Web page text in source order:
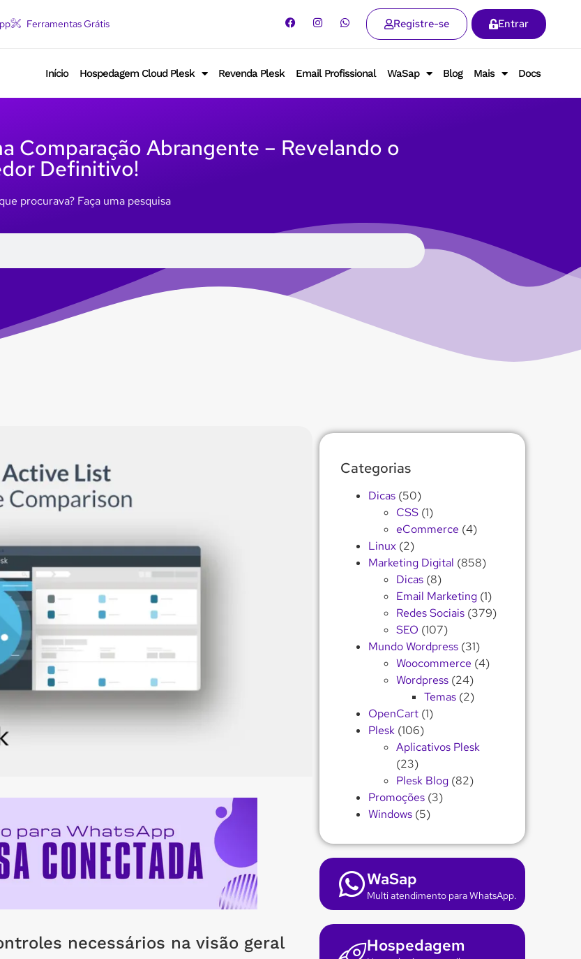
Ferramentas Grátis Registre-se Entrar
Início Hospedagem Cloud Plesk Revenda Plesk Email Profissional WaSap Blog Mais Docs
Comparação Abrangente – Revelando o
Definitivo!
procurava? Faça uma pesquisa
necessários na visão geral
Categorias
Dicas (50)
CSS (1)
eCommerce (4)
Linux (2)
Marketing Digital (858)
Dicas (8)
Email Marketing (1)
Redes Sociais (379)
SEO (107)
Mundo Wordpress (31)
Woocommerce (4)
Wordpress (24)
Temas (2)
OpenCart (1)
Plesk (106)
Aplicativos Plesk
(23)
Plesk Blog (82)
Promoções (3)
Windows (5)
WaSap
Multi atendimento para WhatsApp.
Hospedagem